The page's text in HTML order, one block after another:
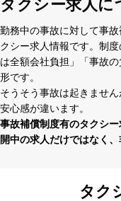
タクシー求人に
勤務中の事故に対して事
クシー求⼈情報です。制
は全額会社負担」「事故
形です。
そうそう事故は起きませ
安⼼感が違います。
事故補償制度有のタクシ
開中の求⼈だけではなく
タク